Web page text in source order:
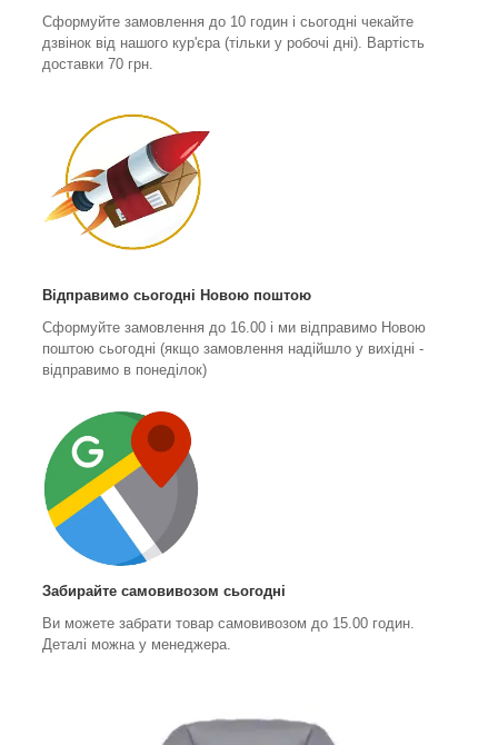
Сформуйте замовлення до 10 годин і сьогодні чекайте
дзвінок від нашого кур'єра (тільки у робочі дні). Вартість
доставки 70 грн.
Відправимо сьогодні Новою поштою
Сформуйте замовлення до 16.00 і ми відправимо Новою
поштою сьогодні (якщо замовлення надійшло у вихідні -
відправимо в понеділок)
Забирайте самовивозом сьогодні
Ви можете забрати товар самовивозом до 15.00 годин.
Деталі можна у менеджера.